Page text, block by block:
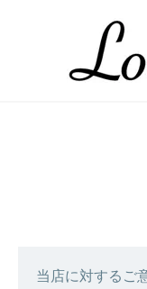
当店に対するご